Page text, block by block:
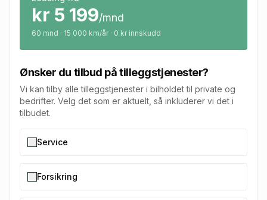
kr 5 199/mnd
60 mnd · 15 000 km/år · 0 kr innskudd
Ønsker du tilbud på tilleggstjenester?
Vi kan tilby alle tilleggstjenester i bilholdet til private og
bedrifter. Velg det som er aktuelt, så inkluderer vi det i
tilbudet.
Service
Forsikring